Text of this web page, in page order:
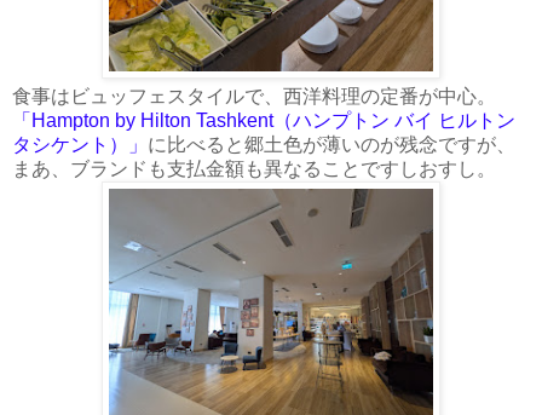
食事はビュッフェスタイルで、西洋料理の定番が中心。
「Hampton by Hilton Tashkent（ハンプトン バイ ヒルトン
タシケント）」 に比べると郷土色が薄いのが残念ですが、
まあ、ブランドも支払金額も異なることですしおすし。